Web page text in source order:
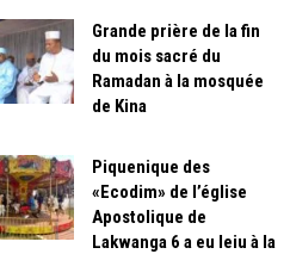
Grande prière de la fin
du mois sacré du
Ramadan à la mosquée
de Kina
Piquenique des
«Ecodim» de l’église
Apostolique de
Lakwanga 6 a eu leiu à la